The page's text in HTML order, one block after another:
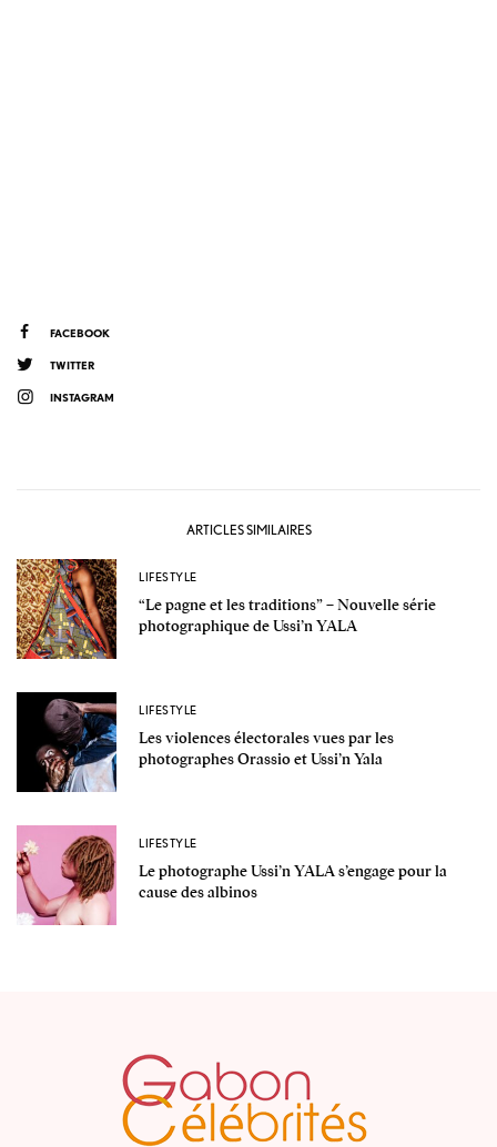
FACEBOOK
TWITTER
INSTAGRAM
ARTICLES SIMILAIRES
LIFESTYLE
“Le pagne et les traditions” – Nouvelle série
photographique de Ussi’n YALA
LIFESTYLE
Les violences électorales vues par les
photographes Orassio et Ussi’n Yala
LIFESTYLE
Le photographe Ussi’n YALA s’engage pour la
cause des albinos